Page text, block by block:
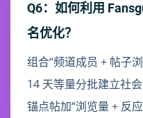
Q6：如何利用
名优化？
组合“频道成员 + 帖子
14 天等量分批建立社
锚点帖加“浏览量 + 反